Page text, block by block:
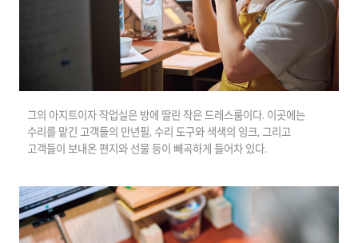
그의 아지트이자 작업실은 방에 딸린 작은 드레스룸이다. 이곳에는
수리를 맡긴 고객들의 만년필, 수리 도구와 색색의 잉크, 그리고
고객들이 보내온 편지와 선물 등이 빼곡하게 들어차 있다.